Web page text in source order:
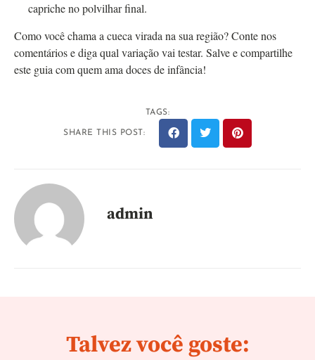
capriche no polvilhar final.
Como você chama a cueca virada na sua região? Conte nos
comentários e diga qual variação vai testar. Salve e compartilhe
este guia com quem ama doces de infância!
TAGS:
SHARE THIS POST:
admin
Talvez você goste: